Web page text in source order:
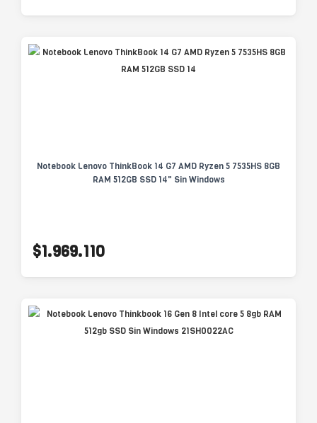
Notebook Lenovo ThinkBook 14 G7 AMD Ryzen 5 7535HS 8GB
RAM 512GB SSD 14" Sin Windows
$1.969.110